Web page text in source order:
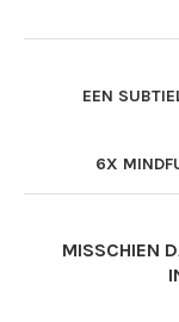
EEN
6X
MISSCHIEN